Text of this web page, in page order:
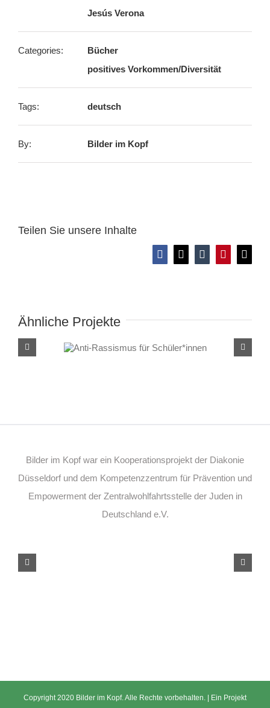
Jesús Verona
Categories:
Bücher
positives Vorkommen/Diversität
Tags: deutsch
By: Bilder im Kopf
Teilen Sie unsere Inhalte
Facebook
X TumblrPinterest
E-
Ähnliche ProjekteAnti-Rassismus für
Schüler*innen
Bilder im Kopf war ein Kooperationsprojekt der Diakonie
Düsseldorf und dem Kompetenzzentrum für Prävention und
Empowerment der Zentralwohlfahrtsstelle der Juden in
Deutschland e.V.
Copyright 2020 Bilder im Kopf. Alle Rechte vorbehalten. | Ein Projekt